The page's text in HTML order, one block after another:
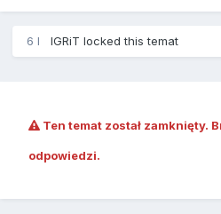
6 l IGRiT locked this temat
Ten temat został zamknięty.
odpowiedzi.